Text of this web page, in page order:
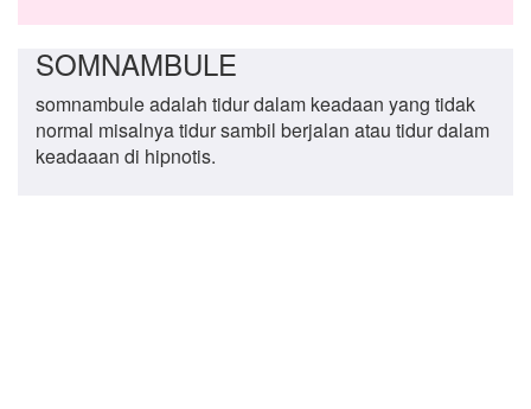
SOMNAMBULE
somnambule adalah tidur dalam keadaan yang tidak
normal misalnya tidur sambil berjalan atau tidur dalam
keadaaan di hipnotis.